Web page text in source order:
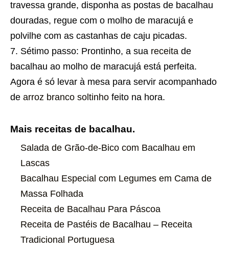
travessa grande, disponha as postas de bacalhau
douradas, regue com o molho de maracujá e
polvilhe com as castanhas de caju picadas.
Sétimo passo: Prontinho, a sua receita de
bacalhau ao molho de maracujá está perfeita.
Agora é só levar à mesa para servir acompanhado
de arroz branco soltinho feito na hora.
Mais receitas de bacalhau.
Salada de Grão-de-Bico com Bacalhau em
Lascas
Bacalhau Especial com Legumes em Cama de
Massa Folhada
Receita de Bacalhau Para Páscoa
Receita de Pastéis de Bacalhau – Receita
Tradicional Portuguesa